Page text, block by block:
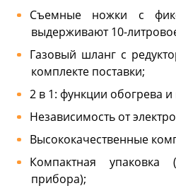
Съемные ножки с
выдерживают 10-
Газовый шланг с
комплекте поставки;
2 в 1: функции обогрева
Независимость от
Высококачественные
Компактная
прибора);